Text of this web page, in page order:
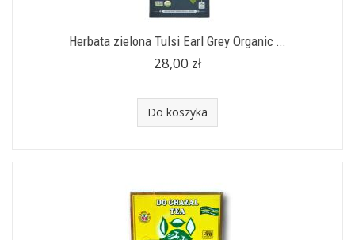
Herbata zielona Tulsi Earl Grey Organic ...
28,00 zł
Do koszyka